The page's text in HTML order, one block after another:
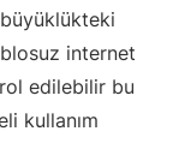
internet
edilebilir bu
kullanım